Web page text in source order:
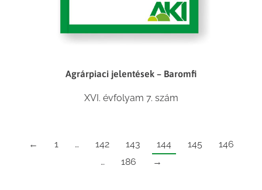
Agrárpiaci jelentések – Baromfi
XVI. évfolyam 7. szám
← 1 … 142 143 144 145
146
…
186 →